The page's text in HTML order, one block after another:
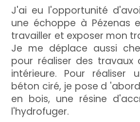
J'ai eu l'opportunité
une échoppe à Pézenas
travailler et exposer mon
Je me déplace aussi
pour réaliser des travaux
intérieure. Pour réaliser
béton ciré, je pose d
en bois, une résine
l'hydrofuger.